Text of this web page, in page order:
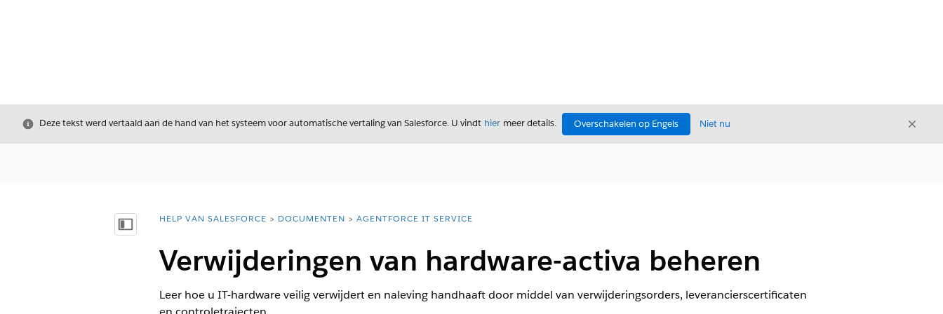
Sluiten
Deze tekst werd vertaald aan de hand van het systeem voor automatische vertaling van Salesforce. U vindt hier meer details. Overschakelen op Engels Niet nu Sluiten
Inhoudsopgave weergeven
U bent hier:
HELP VAN SALESFORCE DOCUMENTEN AGENTFORCE IT SERVICE
Verwijderingen van hardware-activa beheren
Leer hoe u IT-hardware veilig verwijdert en naleving handhaaft door middel van verwijderingsorders, leverancierscertificaten